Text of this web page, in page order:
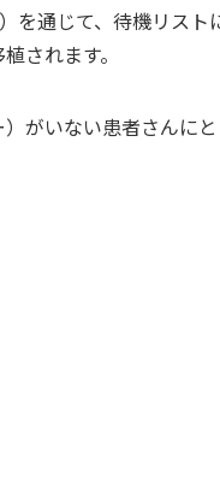
通じて、待機リスト
されます。
がいない患者さんにと